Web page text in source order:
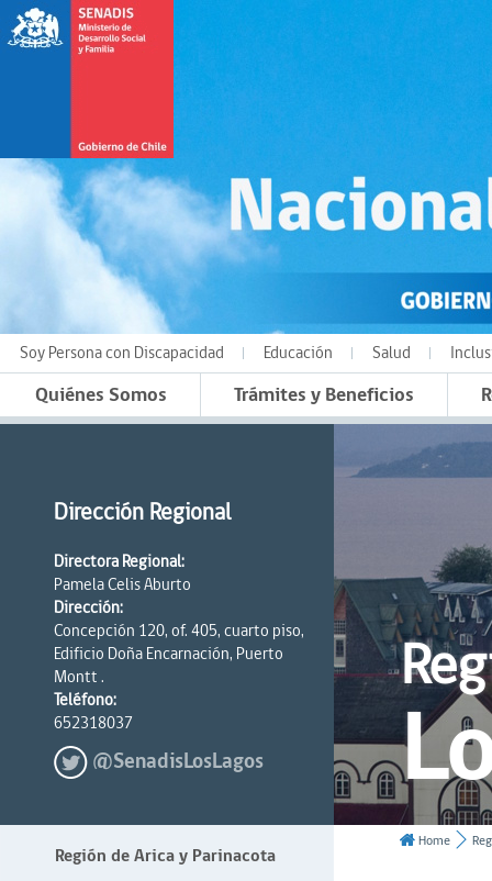
Soy Persona con Discapacidad Educación Salud
Quiénes Somos Trámites y Beneficios
Dirección Regional
Directora Regional:
Pamela Celis Aburto
Dirección:
Concepción 120, of. 405, cuarto piso,
Edificio Doña Encarnación, Puerto
Montt .
Teléfono:
652318037
@SenadisLosLagos
Región de Arica y Parinacota
Home